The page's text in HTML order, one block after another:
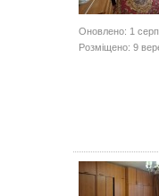
Оновлено: 1
Розміщено: 9